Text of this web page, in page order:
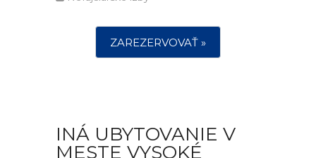
ZAREZERVOVAŤ »
INÁ UBYTOVANIE V
MESTE VYSOKÉ